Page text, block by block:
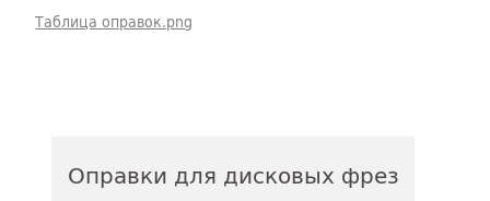
Таблица оправок.png
Оправки для дисковых фрез